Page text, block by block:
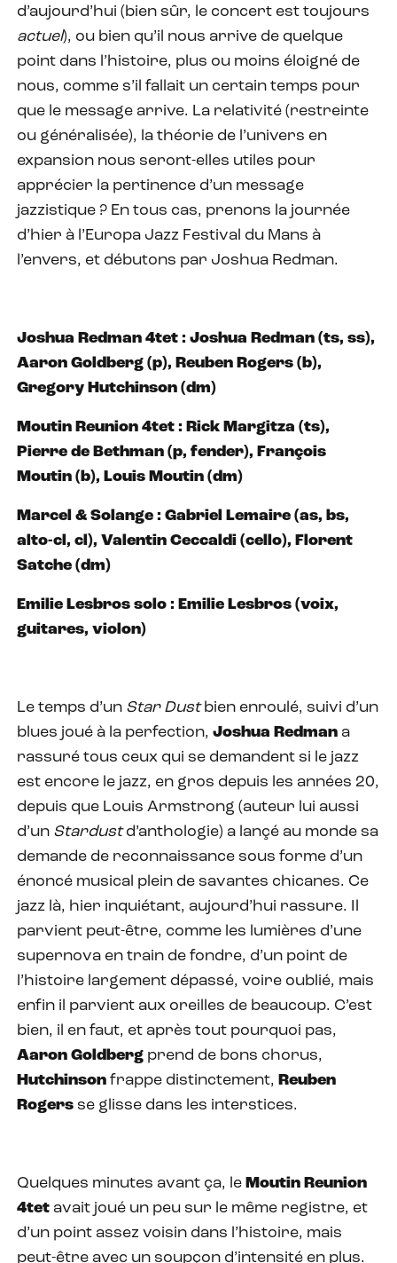
d’aujourd’hui (bien sûr, le concert est toujours
actuel), ou bien qu’il nous arrive de quelque
point dans l’histoire, plus ou moins éloigné de
nous, comme s’il fallait un certain temps pour
que le message arrive. La relativité (restreinte
ou généralisée), la théorie de l’univers en
expansion nous seront-elles utiles pour
apprécier la pertinence d’un message
jazzistique ? En tous cas, prenons la journée
d’hier à l’Europa Jazz Festival du Mans à
l’envers, et débutons par Joshua Redman.
Joshua Redman 4tet : Joshua Redman (ts, ss),
Aaron Goldberg (p), Reuben Rogers (b),
Gregory Hutchinson (dm)
Moutin Reunion 4tet : Rick Margitza (ts),
Pierre de Bethman (p, fender), François
Moutin (b), Louis Moutin (dm)
Marcel & Solange : Gabriel Lemaire (as, bs,
alto-cl, cl), Valentin Ceccaldi (cello), Florent
Satche (dm)
Emilie Lesbros solo : Emilie Lesbros (voix,
guitares, violon)
Le temps d’un Star Dustbien enroulé, suivi d’un
blues joué à la perfection, Joshua Redman a
rassuré tous ceux qui se demandent si le jazz
est encore le jazz, en gros depuis les années 20,
depuis que Louis Armstrong (auteur lui aussi
d’un Stardustd’anthologie) a lançé au monde sa
demande de reconnaissance sous forme d’un
énoncé musical plein de savantes chicanes. Ce
jazz là, hier inquiétant, aujourd’hui rassure. Il
parvient peut-être, comme les lumières d’une
supernova en train de fondre, d’un point de
l’histoire largement dépassé, voire oublié, mais
enfin il parvient aux oreilles de beaucoup. C’est
bien, il en faut, et après tout pourquoi pas,
Aaron Goldberg prend de bons chorus,
Hutchinson frappe distinctement, Reuben
Rogers se glisse dans les interstices.
Quelques minutes avant ça, le Moutin Reunion
4tet avait joué un peu sur le même registre, et
d’un point assez voisin dans l’histoire, mais
peut-être avec un soupçon d’intensité en plus.